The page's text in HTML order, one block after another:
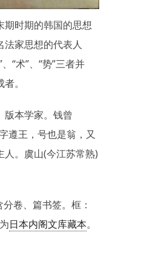
期时期的韩国的思想
法家思想的代表人
“术”、“势”三者并
。
版本学家。钱曾
遵王，号也是翁，又
人。虞山(今江苏常熟)
卷、篇书签。框：
日本内阁文库藏本。